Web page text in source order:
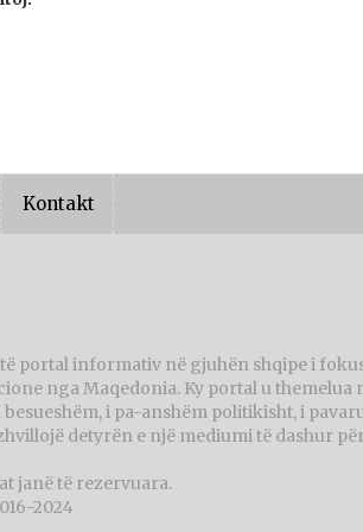
Kontakt
portal informativ në gjuhën shqipe i
nga Maqedonia. Ky portal u themelua
i pa-anshëm politikisht, i
detyrën e një mediumi të dashur
janë të rezervuara.
2024